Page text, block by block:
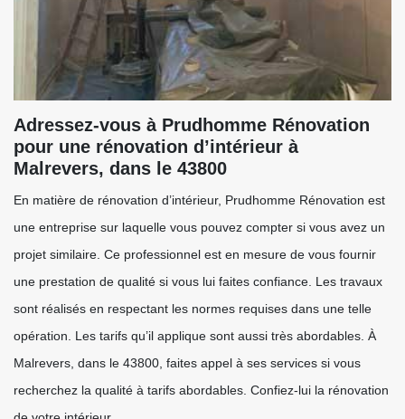
Adressez-vous à Prudhomme Rénovation
pour une rénovation d’intérieur à
Malrevers, dans le 43800
En matière de rénovation d’intérieur, Prudhomme Rénovation est
une entreprise sur laquelle vous pouvez compter si vous avez un
projet similaire. Ce professionnel est en mesure de vous fournir
une prestation de qualité si vous lui faites confiance. Les travaux
sont réalisés en respectant les normes requises dans une telle
opération. Les tarifs qu’il applique sont aussi très abordables. À
Malrevers, dans le 43800, faites appel à ses services si vous
recherchez la qualité à tarifs abordables. Confiez-lui la rénovation